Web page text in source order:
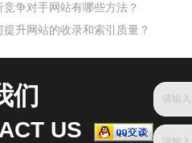
竞争对手网站有哪些方法？
提升网站的收录和索引质量？
们
US